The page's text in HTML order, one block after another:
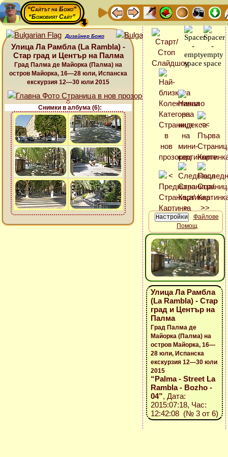
“Сайтът на Божо”
“Божовият Сайт”
Дизайнер Божо
Улица Ла Рамбла (La Rambla) -
Стар град и Център на Палма
Град Палма де Майорка (Палма) на
остров Майорка, 16—28 юли, Испанска
екскурзия 12—30 юли 2015
Снимки в албума (6):
Файлове
Помощ
Улица Ла Рамбла
(La Rambla) - Стар
град и Център на
Палма
Град Палма де
Майорка (Палма) на
остров Майорка, 16—
28 юли, Испанска
екскурзия 12—30 юли
2015
“Palma - Street La
Rambla - Bozho -
04”, Дата:
2015:07:18, Час:
12:42:08 (№ 3 от 6)